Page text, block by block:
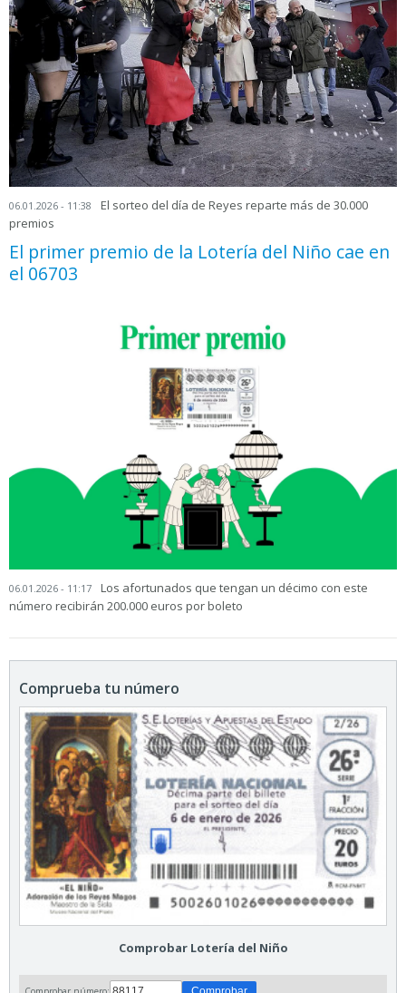
06.01.2026 - 11:38
El sorteo del día de Reyes reparte más de 30.000
premios
El primer premio de la Lotería del Niño cae en
el 06703
06.01.2026 - 11:17
Los afortunados que tengan un décimo con este
número recibirán 200.000 euros por boleto
Comprueba tu número
Comprobar Lotería del Niño